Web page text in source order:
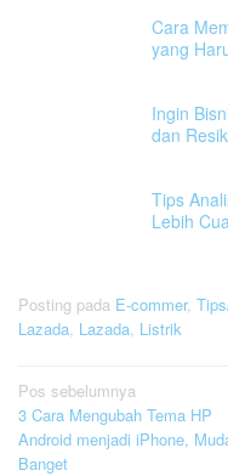
Cara
yang
Ingin
dan
Tips
Lebih
Posting pada E-commer,
Lazada, Lazada, Listrik
Navigasi
pos
Pos sebelumnya
3 Cara Mengubah Tema HP
Android menjadi iPhone,
Banget